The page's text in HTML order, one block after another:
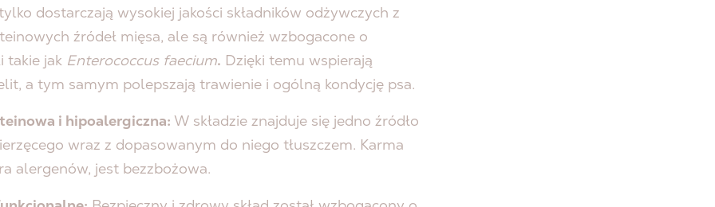
dostarczają wysokiej jakości składników odżywczych z
źródeł mięsa, ale są również wzbogacone o
takie jak Enterococcus faecium. Dzięki temu wspierają
a tym samym polepszają trawienie i ogólną kondycję psa.
i hipoalergiczna: W składzie znajduje się jedno źródło
wraz z dopasowanym do niego tłuszczem. Karma
alergenów, jest bezzbożowa.